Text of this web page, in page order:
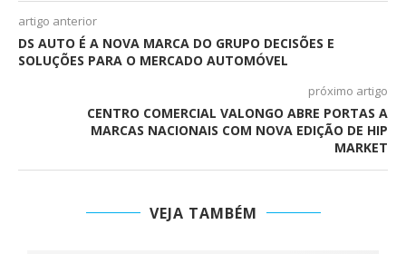
artigo anterior
DS AUTO É A NOVA MARCA DO GRUPO DECISÕES E
SOLUÇÕES PARA O MERCADO AUTOMÓVEL
próximo artigo
CENTRO COMERCIAL VALONGO ABRE PORTAS A
MARCAS NACIONAIS COM NOVA EDIÇÃO DE HIP
MARKET
VEJA TAMBÉM